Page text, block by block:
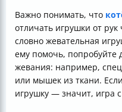
Важно понимать, что
отличать игрушки от
словно жевательная
ему помочь, попробуйте
жевания: например,
или мышек из ткани.
игрушку — значит, игра